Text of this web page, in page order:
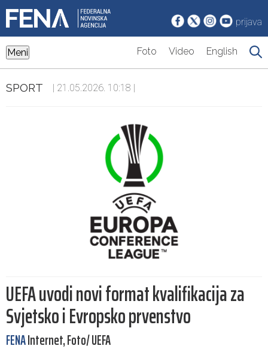
prijava
Meni Foto Video English
SPORT | 21.05.2026. 10:18 |
UEFA uvodi novi format kvalifikacija za
Svjetsko i Evropsko prvenstvo
FENAInternet, Foto/ UEFA